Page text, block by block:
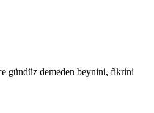
gündüz demeden beynini, fikrini